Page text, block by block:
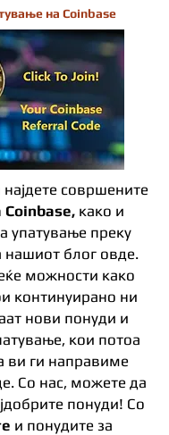
на Coinbase
совршените
Coinbase, како и
упатување преку
нашиот блог овде.
можности како
континуирано ни
нови понуди и
кои потоа
ги направиме
Со нас, можете да
понуди! Со
и понудите за